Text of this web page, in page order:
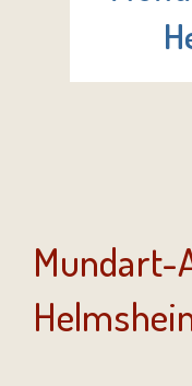
Mundart-